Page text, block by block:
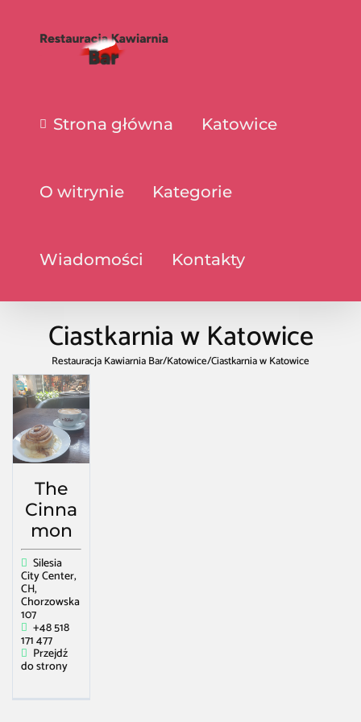
Strona główna Katowice
O witrynie Kategorie
Wiadomości Kontakty
Ciastkarnia w Katowice
Restauracja Kawiarnia Bar/Katowice/Ciastkarnia w Katowice
The
Cinna
mon
Silesia
City Center,
CH,
Chorzowska
107
+48 518
171 477
Przejdź
do strony